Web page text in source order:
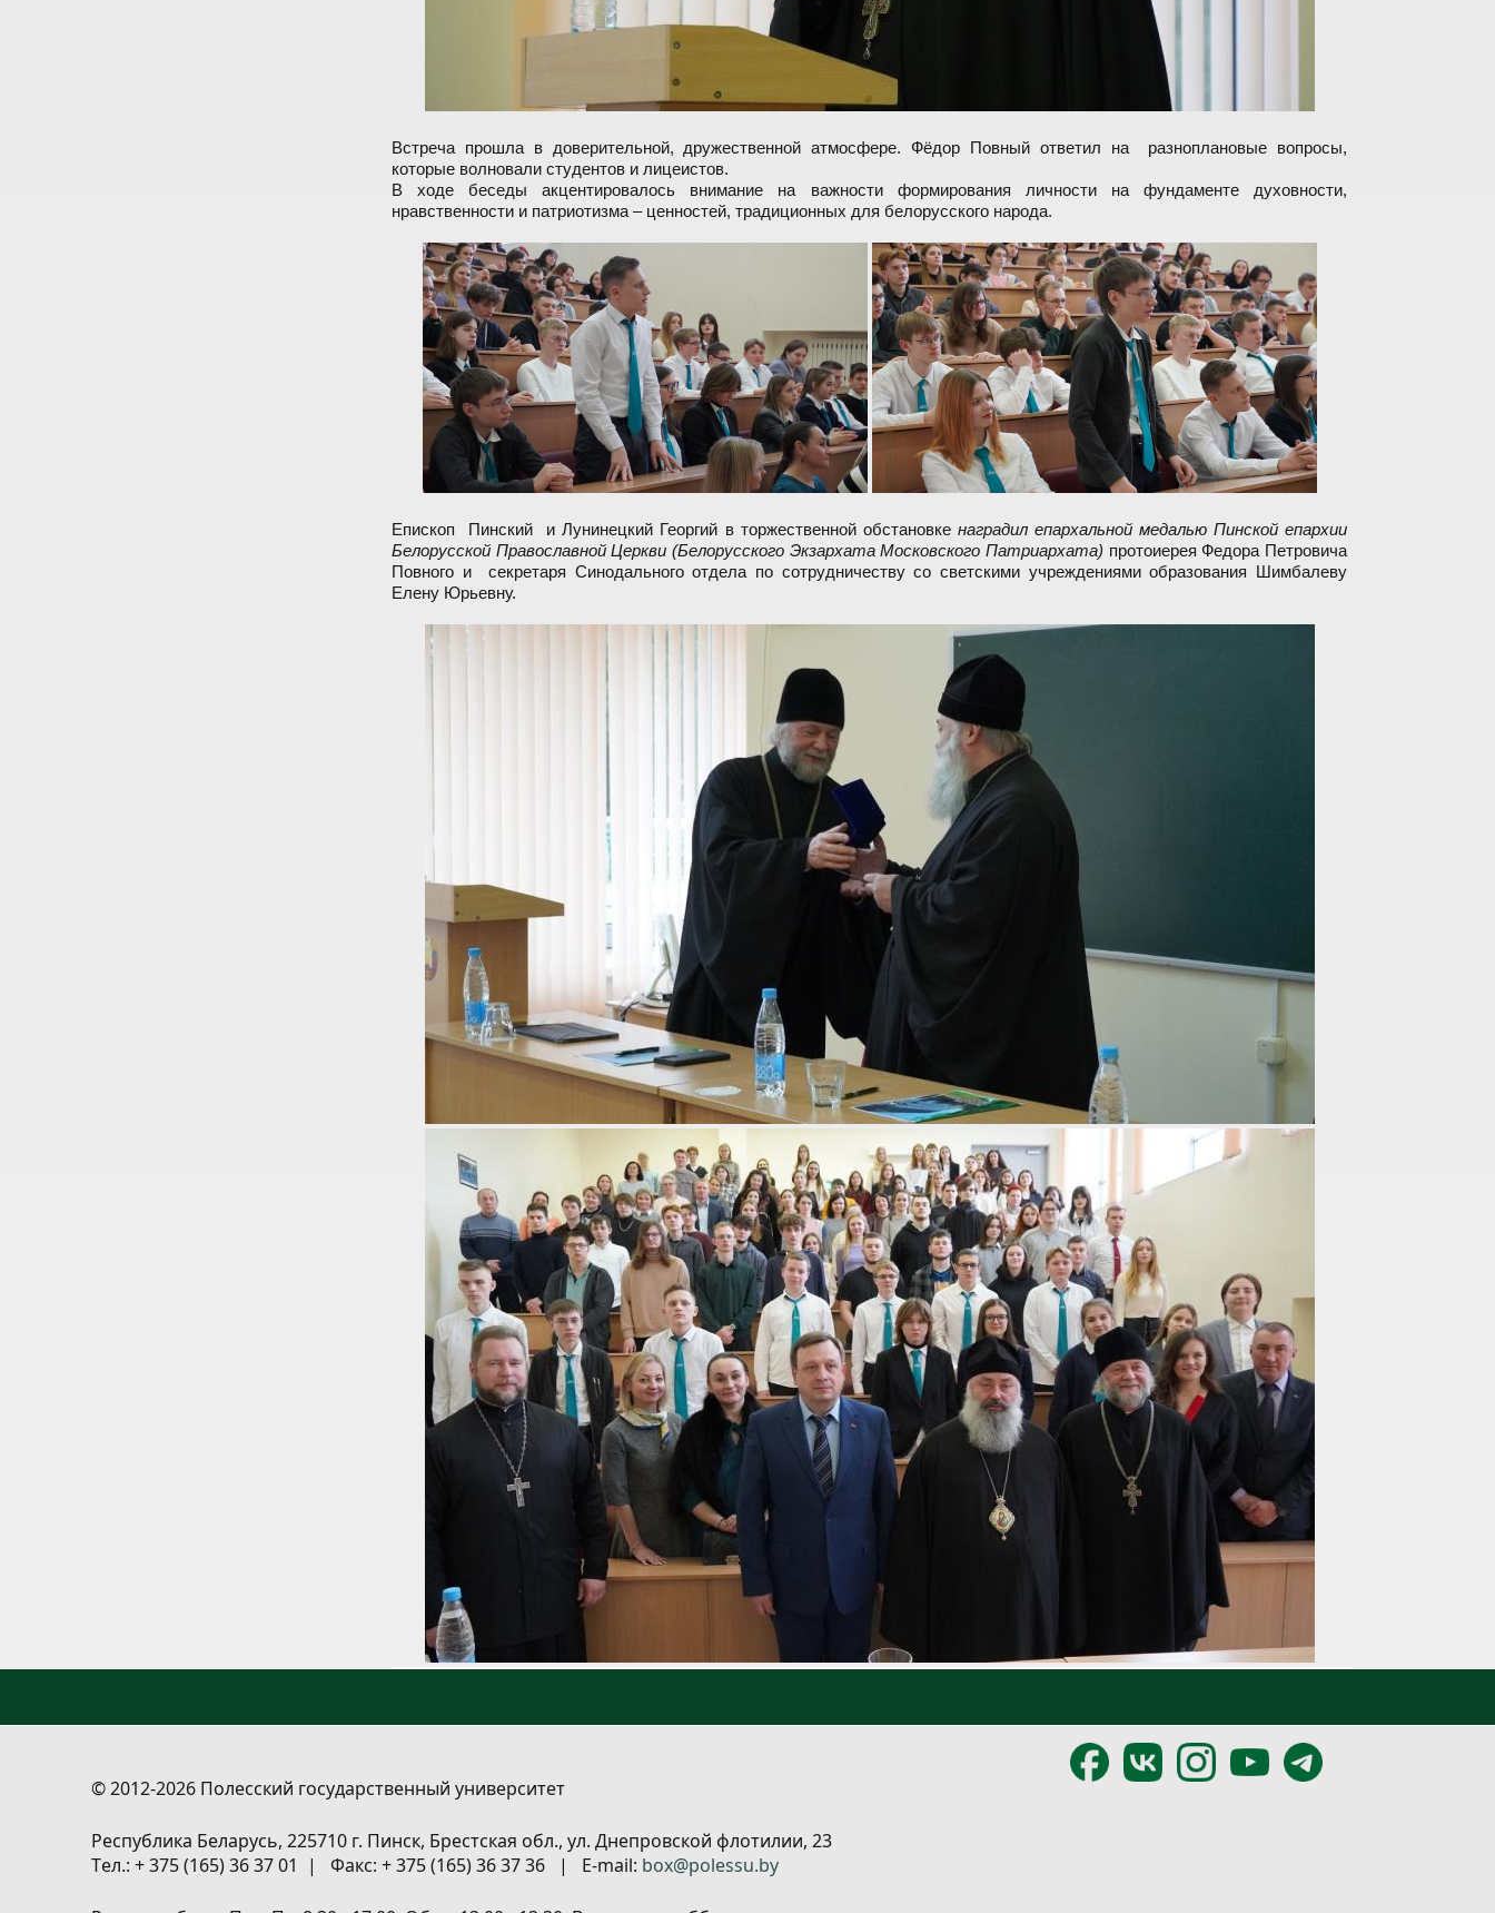
Встреча прошла в доверительной, дружественной атмосфере. Фёдор Повный ответил на разноплановые вопросы,
которые волновали студентов и лицеистов.
В ходе беседы акцентировалось внимание на важности формирования личности на фундаменте духовности,
нравственности и патриотизма – ценностей, традиционных для белорусского народа.
Епископ Пинский и Лунинецкий Георгий в торжественной обстановке наградил епархальной медалью Пинской епархии
Белорусской Православной Церкви (Белорусского Экзархата Московского Патриархата) протоиерея Федора Петровича
Повного и секретаря Синодального отдела по сотрудничеству со светскими учреждениями образования Шимбалеву
Елену Юрьевну.
© 2012-2026 Полесский государственный университет
Республика Беларусь, 225710 г. Пинск, Брестская обл., ул. Днепровской флотилии, 23
Tел.: + 375 (165) 36 37 01 | Факс: + 375 (165) 36 37 36 | E-mail: box@polessu.by